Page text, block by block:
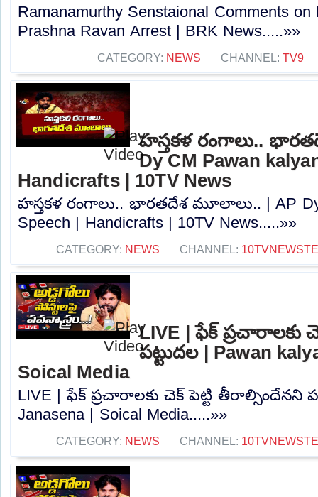
Ramanamurthy Senstaional Comments
Prashna Ravan Arrest | BRK News.....»»
CATEGORY: NEWS CHANNEL: TV9
హస్తకళ రంగాలు..
Dy CM Pawan
Handicrafts | 10TV News
హస్తకళ రంగాలు.. భారతదేశ మూలాలు.. | AP Dy
Speech | Handicrafts | 10TV News.....»»
CATEGORY: NEWS CHANNEL:
LIVE | ఫేక్ ప్రచారాలకు
పట్టుదల | Pawan
Soical Media
LIVE | ఫేక్ ప్రచారాలకు చెక్ పెట్టి తీరాల్సిందేనని
Janasena | Soical Media.....»»
CATEGORY: NEWS CHANNEL: